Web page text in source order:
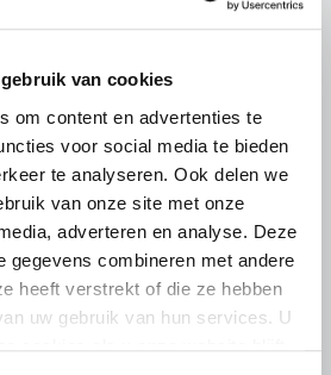
van cookies
om content en advertenties te
voor social media te bieden
te analyseren. Ook delen we
van onze site met onze
adverteren en analyse. Deze
gegevens combineren met andere
heeft verstrekt of die ze hebben
uw gebruik van hun services. U
in Den Bosch te
Lees meer